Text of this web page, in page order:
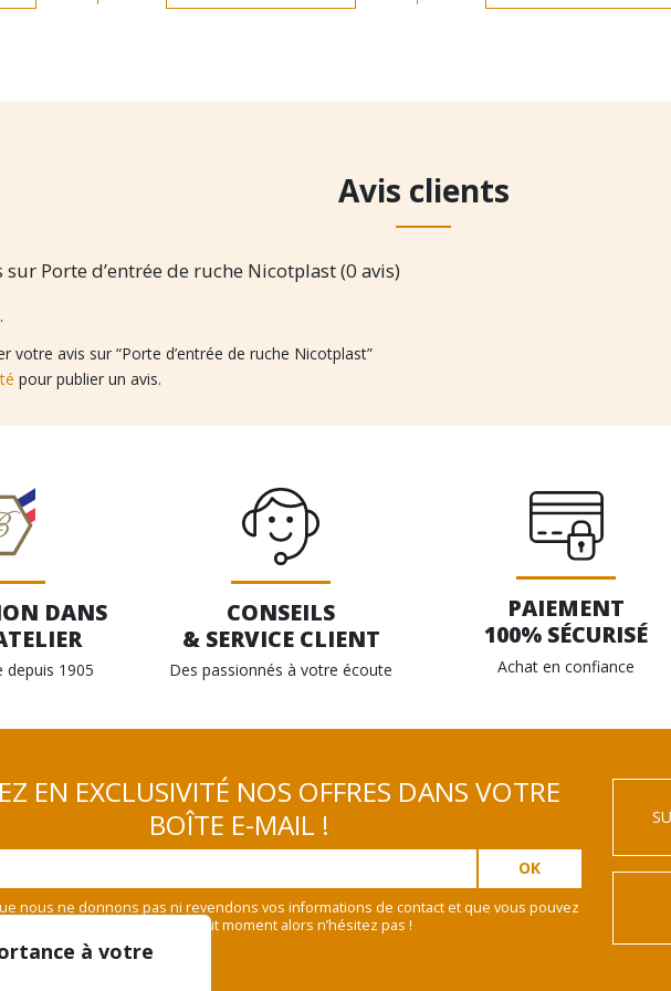
à votre
Avis clients
Porte d’entrée de ruche Nicotplast (0 avis)
votre avis sur “Porte d’entrée de ruche Nicotplast”
pour publier un avis.
DANS
depuis 1905
CONSEILS
& SERVICE CLIENT
Des passionnés à votre écoute
PAIEMENT
100% SÉCURISÉ
Achat en confiance
EN EXCLUSIVITÉ NOS OFFRES DANS VOTRE
BOÎTE E-MAIL !
nous ne donnons pas ni revendons vos informations de contact et que vous pouvez
vous désinscrire à tout moment alors n’hésitez pas !